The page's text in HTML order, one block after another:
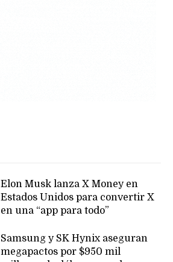
Elon Musk lanza X Money en
Estados Unidos para convertir X
en una “app para todo”
Samsung y SK Hynix aseguran
megapactos por $950 mil